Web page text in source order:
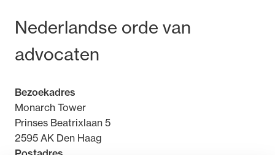
Bezoek- en postadres
Nederlandse orde van
advocaten
Bezoekadres
Monarch Tower
Prinses Beatrixlaan 5
2595 AK Den Haag
beroepsuitoefening: van de advocatenpas tot
geheimhoudernummers.